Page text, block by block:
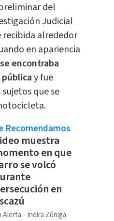
del
Judicial
recibida alrededor
en apariencia
se encontraba
y fue
que se
Recomendamos
muestra
en que
se volcó
en
Alerta Indira Zúñiga